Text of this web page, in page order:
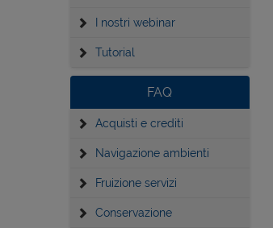
I nostri webinar
Tutorial
FAQ
Acquisti e crediti
Navigazione ambienti
Fruizione servizi
Conservazione